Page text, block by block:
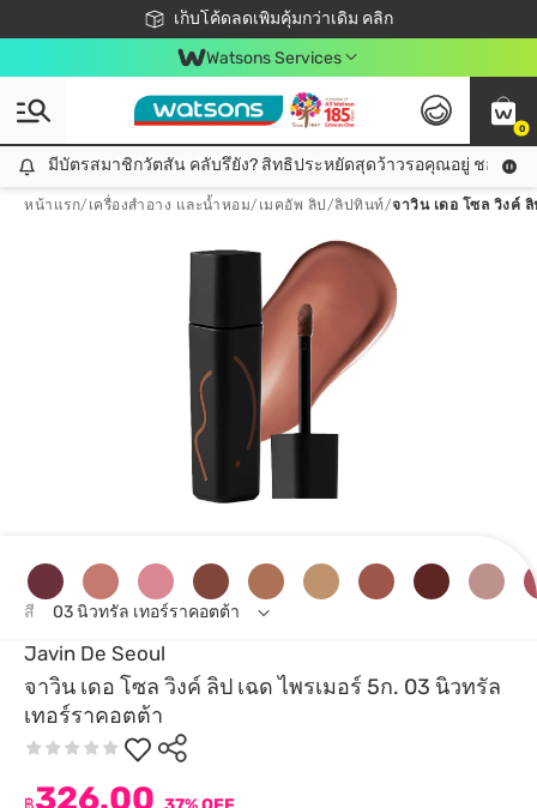
เก็บโค้ดลดเพิ่มคุ้มกว่าเดิม คลิก
ชอปออนไลน์ครั้งแรก ลดเพิ่มจุก ๆ 10%! 🎉
📦ส่งฟรี! เมื่อชอป 499฿
สมาชิกวัตสัน คลับดียังไง?
Watsons Services
0
มีบัตรสมาชิกวัตสัน คลับรึยัง? สิทธิประหยัดสุดว้าวรอคุณอยู่ ชอปคุ้มกว่าเดิม คลิก!
มีบัตรสมาชิกวัตสัน คลับรึยัง? สิทธิประหยัดสุดว้าวรอคุณอยู่ ชอปคุ้มก
หน้าแรก/ เครื่องสำอาง และน้ำหอม/ เมคอัพ ลิป /ลิปทินท์/จาวิน เดอ โซล วิงค์ ลิ
Javin De Seoul
จาวิน เดอ โซล วิงค์ ลิป เฉด ไพรเมอร์ 5ก. 03 นิวทรัล
เทอร์ราคอตต้า
326.00
สี 03 นิวทรัล เทอร์ราคอตต้า